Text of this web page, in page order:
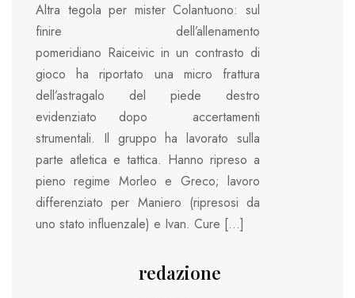
Altra tegola per mister Colantuono: sul
finire dell’allenamento
pomeridiano Raiceivic in un contrasto di
gioco ha riportato una micro frattura
dell’astragalo del piede destro
evidenziato dopo accertamenti
strumentali. Il gruppo ha lavorato sulla
parte atletica e tattica. Hanno ripreso a
pieno regime Morleo e Greco; lavoro
differenziato per Maniero (ripresosi da
uno stato influenzale) e Ivan. Cure […]
redazione